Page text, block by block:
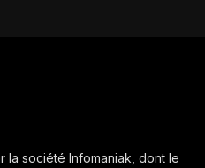
la société Infomaniak, dont le